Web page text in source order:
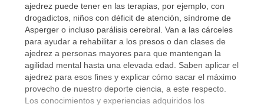
ajedrez puede tener en las terapias, por ejemplo, con
drogadictos, niños con déficit de atención, síndrome de
Asperger o incluso parálisis cerebral. Van a las cárceles
para ayudar a rehabilitar a los presos o dan clases de
ajedrez a personas mayores para que mantengan la
agilidad mental hasta una elevada edad. Saben aplicar el
ajedrez para esos fines y explicar cómo sacar el máximo
provecho de nuestro deporte ciencia, a este respecto.
Los conocimientos y experiencias adquiridos los